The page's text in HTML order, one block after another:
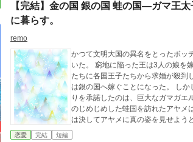
【完結】金の国 銀の国 蛙の国―ガマ王
に暮らす。
remo
かつて文明大国の異名をとったボッ
いた。 窮地に陥った王は3人の娘を嫁がせる代わり
たちに各国王子たちから求婚が殺到
は銀の国へ嫁ぐことになった。 しかし、働き者でたくましいが器量の悪い三女アヤメは貰い手がなく、唯一引き取
りを承諾したのは、巨大なガマガエルの妖怪が統べ
のじめじめした蛙国を訪れたアヤメ
恋愛 完結 短編